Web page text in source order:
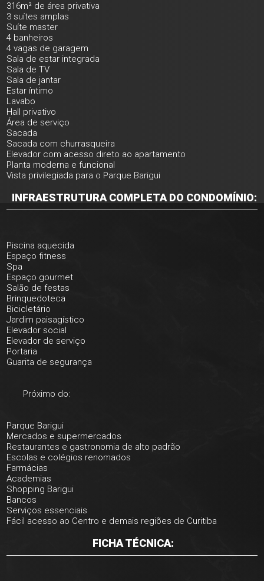
316m² de área privativa
3 suítes amplas
Suíte master
4 banheiros
4 vagas de garagem
Sala de estar integrada
Sala de TV
Sala de jantar
Estar íntimo
Lavabo
Hall privativo
Área de serviço
Sacada
Sacada com churrasqueira
Elevador com acesso direto ao apartamento
Planta moderna e funcional
Vista privilegiada para o Parque Barigui
INFRAESTRUTURA COMPLETA DO CONDOMÍNIO:
Piscina aquecida
Espaço fitness
Spa
Espaço gourmet
Salão de festas
Brinquedoteca
Bicicletário
Jardim paisagístico
Elevador social
Elevador de serviço
Portaria
Guarita de segurança
Próximo do:
Parque Barigui
Mercados e supermercados
Restaurantes e gastronomia de alto padrão
Escolas e colégios renomados
Farmácias
Academias
Shopping Barigui
Bancos
Serviços essenciais
Fácil acesso ao Centro e demais regiões de Curitiba
FICHA TÉCNICA: